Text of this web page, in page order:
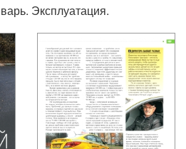
Эксплуатация.